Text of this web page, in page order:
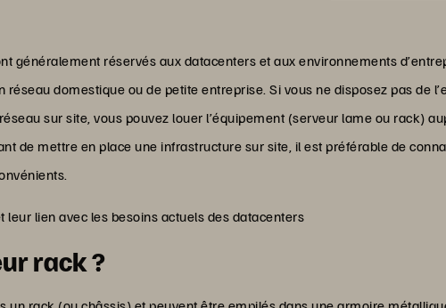
généralement réservés aux datacenters et aux environnements
domestique ou de petite entreprise. Si vous ne disposez pas de
sur site, vous pouvez louer l’équipement (serveur lame ou rack)
de mettre en place une infrastructure sur site, il est préférable de
leur lien avec les besoins actuels des datacenters
rack ?